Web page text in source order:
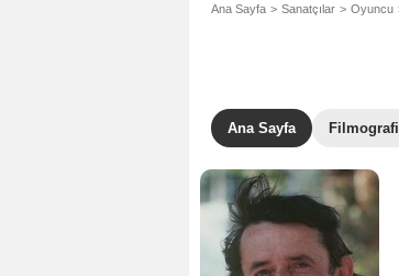
Ana Sayfa Sanatçılar Oyuncu
Ana Sayfa Filmografi